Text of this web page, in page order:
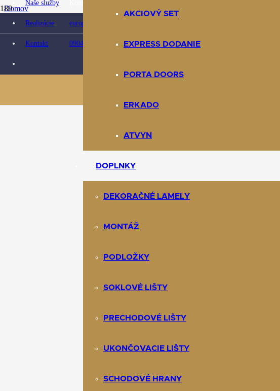
Naše služby
Realizácie
Kontakt
europarket@europarket.sk
0904 422 007
AKCIOVÝ SET
EXPRESS DODANIE
PORTA DOORS
ERKADO
ATVYN
DOPLNKY
DEKORAČNÉ LAMELY
MONTÁŽ
PODLOŽKY
SOKLOVÉ LIŠTY
PRECHODOVÉ LIŠTY
UKONČOVACIE LIŠTY
SCHODOVÉ HRANY
Domov
Doplnky
Soklové lišty
Lišta soklová kompozitná VIGO Dub Porto 174